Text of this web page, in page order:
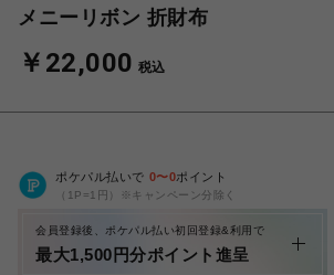
メニーリボン 折財布
￥22,000 税込
ポケパル払いで 0〜0ポイント
（1P=1円）※キャンペーン分除く
会員登録後、ポケパル払い初回登録&利用で
最大1,500円分ポイント進呈